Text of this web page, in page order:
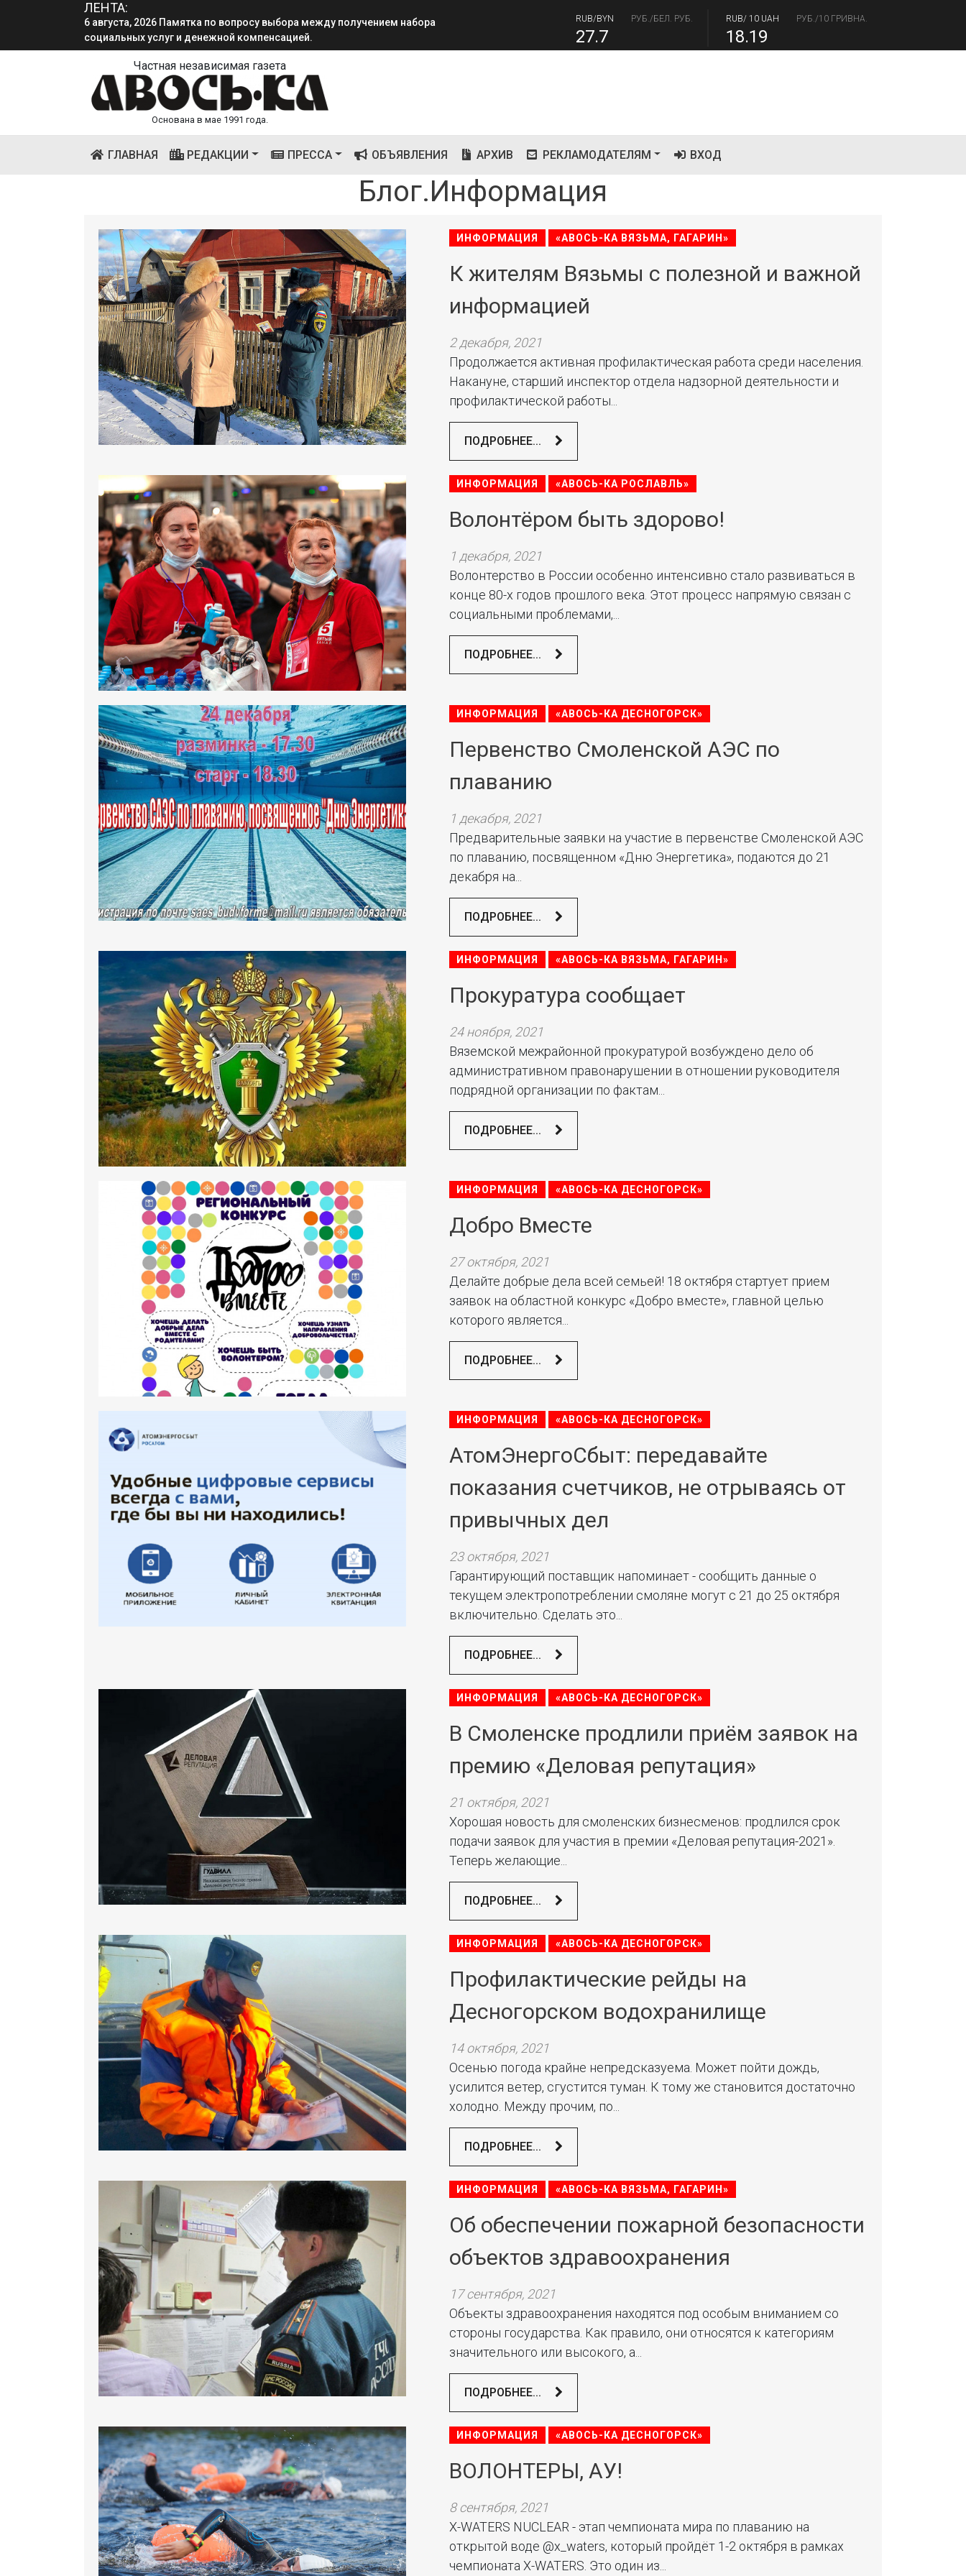
ЛЕНТА:
4 августа, 2026 «Мы встретимся снова!!!»: как завершилась вторая лагерная
смена.
социальных услуг и денежной компенсацией.
RUB/USD РУБ./ДОЛЛАР RUB/EUR РУБ./ЕВРО
Частная независимая газета
Основана в мае 1991 года.
ГЛАВНАЯ(CURRENT)РЕДАКЦИИ ПРЕССА ОБЪЯВЛЕНИЯ АРХИВ РЕКЛАМОДАТЕЛЯМ ВХОД
Блог.Информация
ИНФОРМАЦИЯ «АВОСЬ-КА ВЯЗЬМА, ГАГАРИН»
К жителям Вязьмы с полезной и важной
информацией
2 декабря, 2021
Продолжается активная профилактическая работа среди населения.
Накануне, старший инспектор отдела надзорной деятельности и
профилактической работы...
ПОДРОБНЕЕ...
ИНФОРМАЦИЯ «АВОСЬ-КА РОСЛАВЛЬ»
Волонтёром быть здорово!
1 декабря, 2021
Волонтерство в России особенно интенсивно стало развиваться в
конце 80-х годов прошлого века. Этот процесс напрямую связан с
социальными проблемами,...
ПОДРОБНЕЕ...
ИНФОРМАЦИЯ «АВОСЬ-КА ДЕСНОГОРСК»
Первенство Смоленской АЭС по
плаванию
1 декабря, 2021
Предварительные заявки на участие в первенстве Смоленской АЭС
по плаванию, посвященном «Дню Энергетика», подаются до 21
декабря на...
ПОДРОБНЕЕ...
ИНФОРМАЦИЯ «АВОСЬ-КА ВЯЗЬМА, ГАГАРИН»
Прокуратура сообщает
24 ноября, 2021
Вяземской межрайонной прокуратурой возбуждено дело об
административном правонарушении в отношении руководителя
подрядной организации по фактам...
ПОДРОБНЕЕ...
ИНФОРМАЦИЯ «АВОСЬ-КА ДЕСНОГОРСК»
Добро Вместе
27 октября, 2021
Делайте добрые дела всей семьей! 18 октября стартует прием
заявок на областной конкурс «Добро вместе», главной целью
которого является...
ПОДРОБНЕЕ...
ИНФОРМАЦИЯ «АВОСЬ-КА ДЕСНОГОРСК»
АтомЭнергоСбыт: передавайте
показания счетчиков, не отрываясь от
привычных дел
23 октября, 2021
Гарантирующий поставщик напоминает - сообщить данные о
текущем электропотреблении смоляне могут c 21 до 25 октября
включительно. Сделать это...
ПОДРОБНЕЕ...
ИНФОРМАЦИЯ «АВОСЬ-КА ДЕСНОГОРСК»
В Смоленске продлили приём заявок на
премию «Деловая репутация»
21 октября, 2021
Хорошая новость для смоленских бизнесменов: продлился срок
подачи заявок для участия в премии «Деловая репутация-2021».
Теперь желающие...
ПОДРОБНЕЕ...
ИНФОРМАЦИЯ «АВОСЬ-КА ДЕСНОГОРСК»
Профилактические рейды на
Десногорском водохранилище
14 октября, 2021
Осенью погода крайне непредсказуема. Может пойти дождь,
усилится ветер, сгустится туман. К тому же становится достаточно
холодно. Между прочим, по...
ПОДРОБНЕЕ...
ИНФОРМАЦИЯ «АВОСЬ-КА ВЯЗЬМА, ГАГАРИН»
Об обеспечении пожарной безопасности
объектов здравоохранения
17 сентября, 2021
Объекты здравоохранения находятся под особым вниманием со
стороны государства. Как правило, они относятся к категориям
значительного или высокого, а...
ПОДРОБНЕЕ...
ИНФОРМАЦИЯ «АВОСЬ-КА ДЕСНОГОРСК»
ВОЛОНТЕРЫ, АУ!
8 сентября, 2021
X-WATERS NUCLEAR - этап чемпионата мира по плаванию на
открытой воде @x_waters, который пройдёт 1-2 октября в рамках
чемпионата X-WATERS. Это один из...